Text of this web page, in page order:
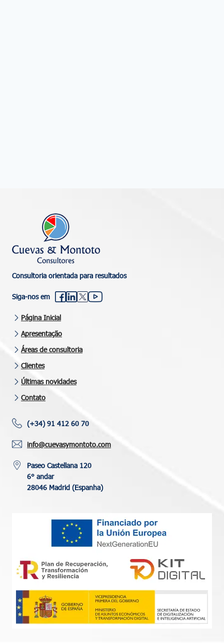
Consultoria orientada para resultados
Siga-nos em
Página Inicial
Apresentação
Áreas de consultoria
Clientes
Últimas novidades
Contato
(+34) 91 412 60 70
info@cuevasymontoto.com
Paseo Castellana 120
6° andar
28046 Madrid (Espanha)